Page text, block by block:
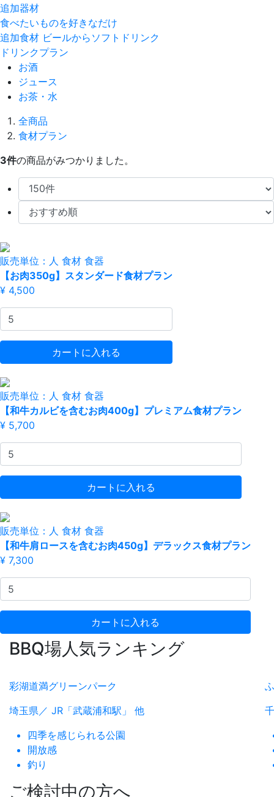
全商品
食材プラン
3件の商品がみつかりました。
販売単位：人 食材 食器
【お肉350g】スタンダード食材プラン
¥ 4,500
カートに入れる
販売単位：人 食材 食器
【和牛カルビを含むお肉400g】プレミアム食材プラン
¥ 5,700
カートに入れる
販売単位：人 食材 食器
【和牛肩ロースを含むお肉450g】デラックス食材プラン
¥ 7,300
カートに入れる
追加器材
食べたいものを好きなだけ
追加食材 ビールからソフトドリンク
ドリンクプラン
お酒
ジュース
お茶・水
BBQ場人気ランキング
彩湖道満グリーンパーク
埼玉県／ JR「武蔵浦和駅」 他
四季を感じられる公園
開放感
釣り
ご検討中の方へ